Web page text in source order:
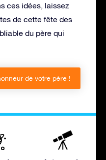
ces idées, laissez
de cette fête des
du père qui
de votre père !